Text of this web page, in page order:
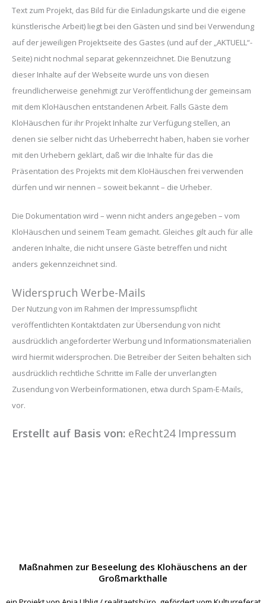
Text zum Projekt, das Bild für die Einladungskarte und die eigene
künstlerische Arbeit) liegt bei den Gästen und sind bei Verwendung
auf der jeweiligen Projektseite des Gastes (und auf der „AKTUELL“-
Seite) nicht nochmal separat gekennzeichnet. Die Benutzung
dieser Inhalte auf der Webseite wurde uns von diesen
freundlicherweise genehmigt zur Veröffentlichung der gemeinsam
mit dem KloHäuschen entstandenen Arbeit. Falls Gäste dem
KloHäuschen für ihr Projekt Inhalte zur Verfügung stellen, an
denen sie selber nicht das Urheberrecht haben, haben sie vorher
mit den Urhebern geklärt, daß wir die Inhalte für das die
Präsentation des Projekts mit dem KloHäuschen frei verwenden
dürfen und wir nennen – soweit bekannt – die Urheber.
Die Dokumentation wird – wenn nicht anders angegeben – vom
KloHäuschen und seinem Team gemacht. Gleiches gilt auch für alle
anderen Inhalte, die nicht unsere Gäste betreffen und nicht
anders gekennzeichnet sind.
Widerspruch Werbe-Mails
Der Nutzung von im Rahmen der Impressumspflicht
veröffentlichten Kontaktdaten zur Übersendung von nicht
ausdrücklich angeforderter Werbung und Informationsmaterialien
wird hiermit widersprochen. Die Betreiber der Seiten behalten sich
ausdrücklich rechtliche Schritte im Falle der unverlangten
Zusendung von Werbeinformationen, etwa durch Spam-E-Mails,
vor.
Erstellt auf Basis von: eRecht24 Impressum
Maßnahmen zur Beseelung des Klohäuschens an der
Großmarkthalle